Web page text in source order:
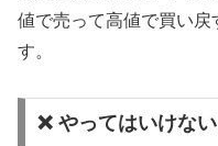
値で売って高値で買い戻
す。
❌ やってはいけな